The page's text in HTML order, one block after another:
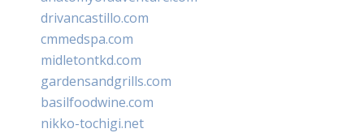
drivancastillo.com
cmmedspa.com
midletontkd.com
gardensandgrills.com
basilfoodwine.com
nikko-tochigi.net